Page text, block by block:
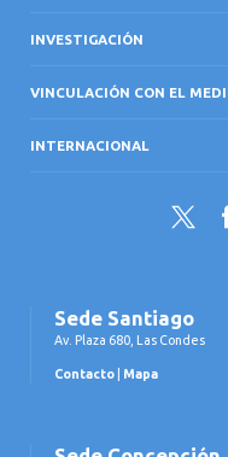
INVESTIGACIÓN
VINCULACIÓN CON EL
INTERNACIONAL
Twitter
Sede Santiago
Av. Plaza 680, Las Condes
Contacto Mapa